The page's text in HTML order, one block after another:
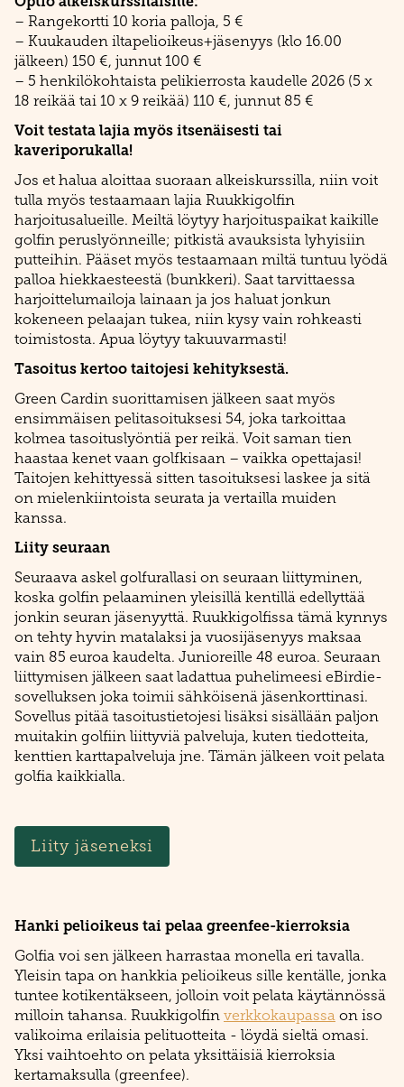
– Rangekortti 10 koria palloja, 5 €
– Kuukauden iltapelioikeus+jäsenyys (klo 16.00
jälkeen) 150 €, junnut 100 €
– 5 henkilökohtaista pelikierrosta kaudelle 2026 (5 x
18 reikää tai 10 x 9 reikää) 110 €, junnut 85 €
Voit testata lajia myös itsenäisesti tai
kaveriporukalla!
Jos et halua aloittaa suoraan alkeiskurssilla, niin voit
tulla myös testaamaan lajia Ruukkigolfin
harjoitusalueille. Meiltä löytyy harjoituspaikat kaikille
golfin peruslyönneille; pitkistä avauksista lyhyisiin
putteihin. Pääset myös testaamaan miltä tuntuu lyödä
palloa hiekkaesteestä (bunkkeri). Saat tarvittaessa
harjoittelumailoja lainaan ja jos haluat jonkun
kokeneen pelaajan tukea, niin kysy vain rohkeasti
toimistosta. Apua löytyy takuuvarmasti!
Tasoitus kertoo taitojesi kehityksestä.
Green Cardin suorittamisen jälkeen saat myös
ensimmäisen pelitasoituksesi 54, joka tarkoittaa
kolmea tasoituslyöntiä per reikä. Voit saman tien
haastaa kenet vaan golfkisaan – vaikka opettajasi!
Taitojen kehittyessä sitten tasoituksesi laskee ja sitä
on mielenkiintoista seurata ja vertailla muiden
kanssa.
Liity seuraan
Seuraava askel golfurallasi on seuraan liittyminen,
koska golfin pelaaminen yleisillä kentillä edellyttää
jonkin seuran jäsenyyttä. Ruukkigolfissa tämä kynnys
on tehty hyvin matalaksi ja vuosijäsenyys maksaa
vain 85 euroa kaudelta. Junioreille 48 euroa. Seuraan
liittymisen jälkeen saat ladattua puhelimeesi eBirdie-
sovelluksen joka toimii sähköisenä jäsenkorttinasi.
Sovellus pitää tasoitustietojesi lisäksi sisällään paljon
muitakin golfiin liittyviä palveluja, kuten tiedotteita,
kenttien karttapalveluja jne. Tämän jälkeen voit pelata
golfia kaikkialla.
Liity jäseneksi
Hanki pelioikeus tai pelaa greenfee-kierroksia
Golfia voi sen jälkeen harrastaa monella eri tavalla.
Yleisin tapa on hankkia pelioikeus sille kentälle, jonka
tuntee kotikentäkseen, jolloin voit pelata käytännössä
milloin tahansa. Ruukkigolfin verkkokaupassa on iso
valikoima erilaisia pelituotteita - löydä sieltä omasi.
Yksi vaihtoehto on pelata yksittäisiä kierroksia
kertamaksulla (greenfee).